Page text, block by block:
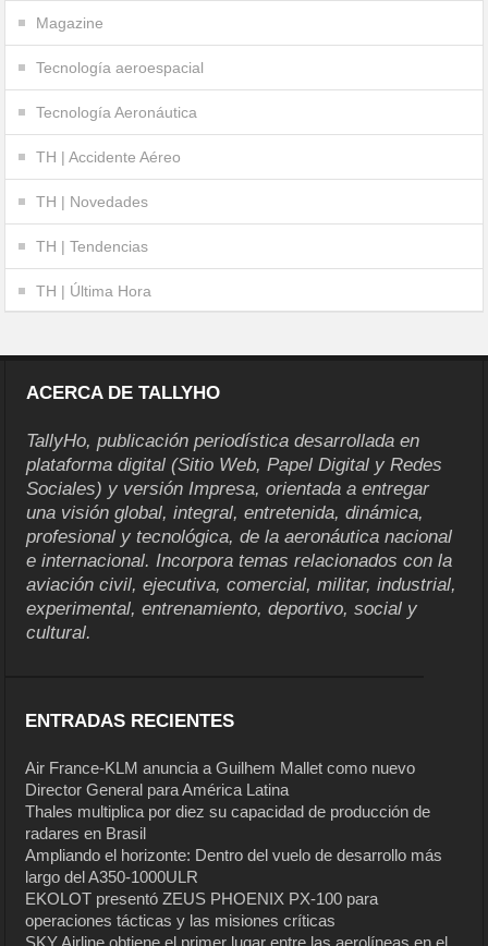
Magazine
Tecnología aeroespacial
Tecnología Aeronáutica
TH | Accidente Aéreo
TH | Novedades
TH | Tendencias
TH | Última Hora
ACERCA DE TALLYHO
TallyHo, publicación periodística desarrollada en
plataforma digital (Sitio Web, Papel Digital y Redes
Sociales) y versión Impresa, orientada a entregar
una visión global, integral, entretenida, dinámica,
profesional y tecnológica, de la aeronáutica nacional
e internacional. Incorpora temas relacionados con la
aviación civil, ejecutiva, comercial, militar, industrial,
experimental, entrenamiento, deportivo, social y
cultural.
ENTRADAS RECIENTES
Air France-KLM anuncia a Guilhem Mallet como nuevo
Director General para América Latina
Thales multiplica por diez su capacidad de producción de
radares en Brasil
Ampliando el horizonte: Dentro del vuelo de desarrollo más
largo del A350-1000ULR
EKOLOT presentó ZEUS PHOENIX PX-100 para
operaciones tácticas y las misiones críticas
SKY Airline obtiene el primer lugar entre las aerolíneas en el